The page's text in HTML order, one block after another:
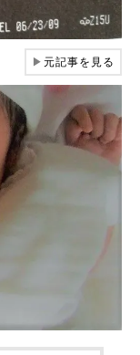
▶元記事を見る